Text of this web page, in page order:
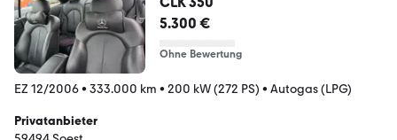
5.300 €
Ohne Bewertung
EZ 12/2006• 333.000 km • 200 kW (272 PS) • Autogas (LPG)
Privatanbieter